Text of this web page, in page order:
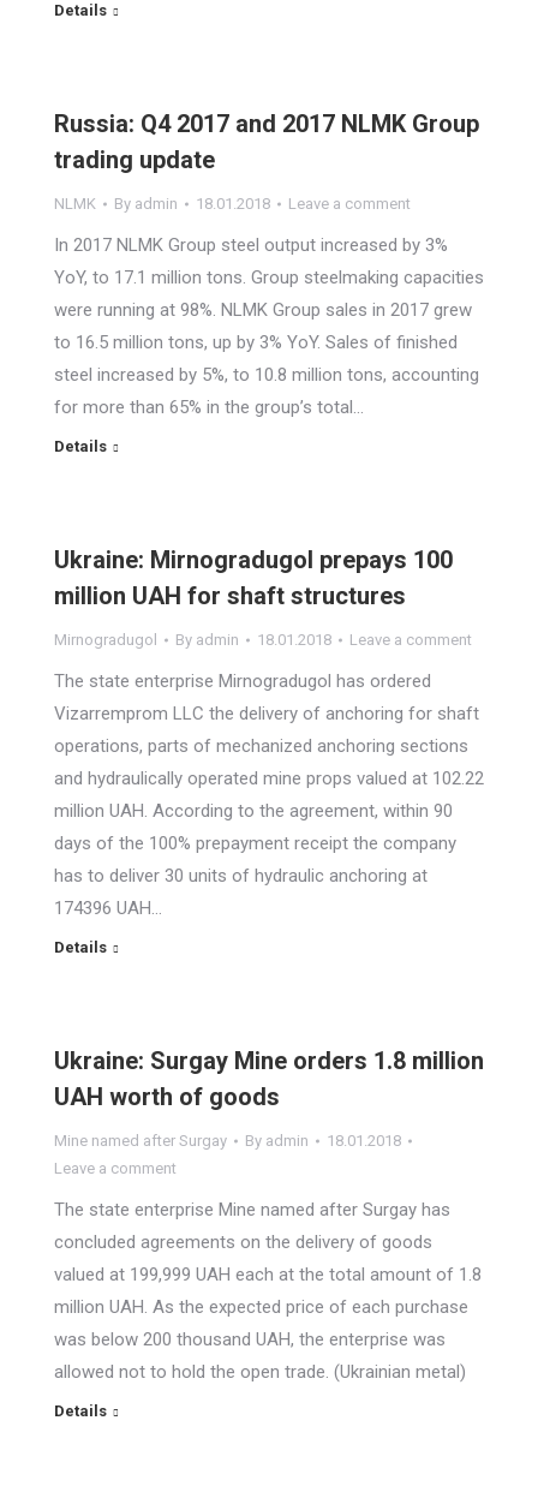
Details
Russia: Q4 2017 and 2017 NLMK Group
trading update
NLMK By admin 18.01.2018 Leave a comment
In 2017 NLMK Group steel output increased by 3%
YoY, to 17.1 million tons. Group steelmaking capacities
were running at 98%. NLMK Group sales in 2017 grew
to 16.5 million tons, up by 3% YoY. Sales of finished
steel increased by 5%, to 10.8 million tons, accounting
for more than 65% in the group’s total…
Details
Ukraine: Mirnogradugol prepays 100
million UAH for shaft structures
Mirnogradugol By admin 18.01.2018 Leave a comment
The state enterprise Mirnogradugol has ordered
Vizarremprom LLC the delivery of anchoring for shaft
operations, parts of mechanized anchoring sections
and hydraulically operated mine props valued at 102.22
million UAH. According to the agreement, within 90
days of the 100% prepayment receipt the company
has to deliver 30 units of hydraulic anchoring at
174396 UAH…
Details
Ukraine: Surgay Mine orders 1.8 million
UAH worth of goods
Mine named after Surgay By admin
18.01.2018
Leave a comment
The state enterprise Mine named after Surgay has
concluded agreements on the delivery of goods
valued at 199,999 UAH each at the total amount of 1.8
million UAH. As the expected price of each purchase
was below 200 thousand UAH, the enterprise was
allowed not to hold the open trade. (Ukrainian metal)
Details